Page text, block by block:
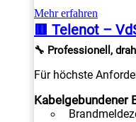
Mehr erfahren
🟥 Telenot –
🔧 Professionell,
Für höchste
Kabelgebundener